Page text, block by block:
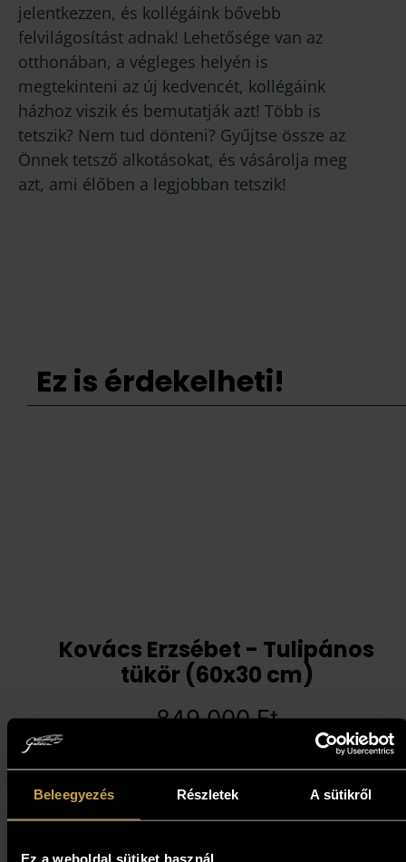
Beleegyezés Részletek A sütikről
Ez a weboldal sütiket használ
jelentkezzen, és kollégáink bővebb
felvilágosítást adnak! Lehetősége van az
otthonában, a végleges helyén is
megtekinteni az új kedvencét, kollégáink
házhoz viszik és bemutatják azt! Több is
tetszik? Nem tud dönteni? Gyűjtse össze az
Önnek tetsző alkotásokat, és vásárolja meg
azt, ami élőben a legjobban tetszik!
Ez is érdekelheti!
Kovács Erzsébet - Tulipános
tükör (60x30 cm)
849 000Ft
Kosárba teszem